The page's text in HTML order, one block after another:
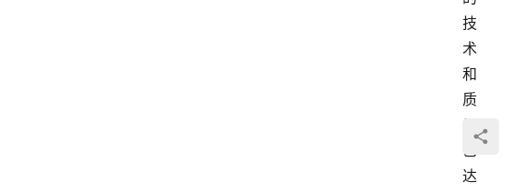
技
术
和
质
量
已
达